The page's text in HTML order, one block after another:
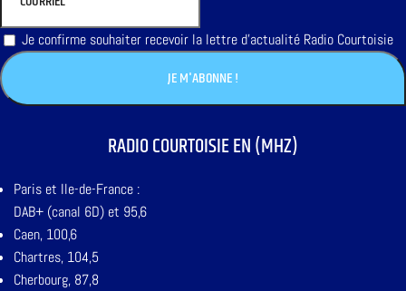
Je confirme souhaiter recevoir la lettre d'actualité Radio Courtoisie
RADIO COURTOISIE EN (MHZ)
Paris et Ile-de-France :
DAB+ (canal 6D) et 95,6
Caen, 100,6
Chartres, 104,5
Cherbourg, 87,8